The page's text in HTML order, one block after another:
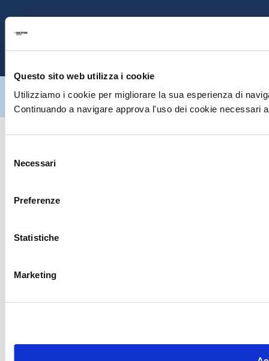
Questo sito web utilizza i cookie
Utilizziamo i cookie per migliorare la sua esperienza di
Continuando a navigare approva l'uso dei cookie necessari
delNecessari
Preferenze
Statistiche
Marketing
IT07395971216| Design by avcommunication.it | Tutti i diritti sono
riservati